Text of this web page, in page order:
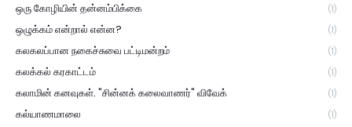
ஒரு கோழியின் தன்னம்பிக்கை (1)
ஒழுக்கம் என்றால் என்ன? (1)
கலகலப்பான நகைச்சுவை பட்டிமன்றம் (1)
கலக்கல் கரகாட்டம் (1)
கலாமின் கனவுகள். "சின்னக் கலைவாணர்" விவேக் (1)
கல்யாணமாலை (1)